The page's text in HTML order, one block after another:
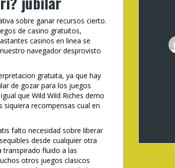
sobre ganar recursos cierto.
de casino gratuitos,
casinos en linea se
navegador desprovisto
gratuita, ya que hay
de gozar para los juegos
que Wild Wild Riches demo
recompensas cual en
falto necesidad sobre liberar
desde cualquier otra
transpirado fluido a las
otros juegos clasicos